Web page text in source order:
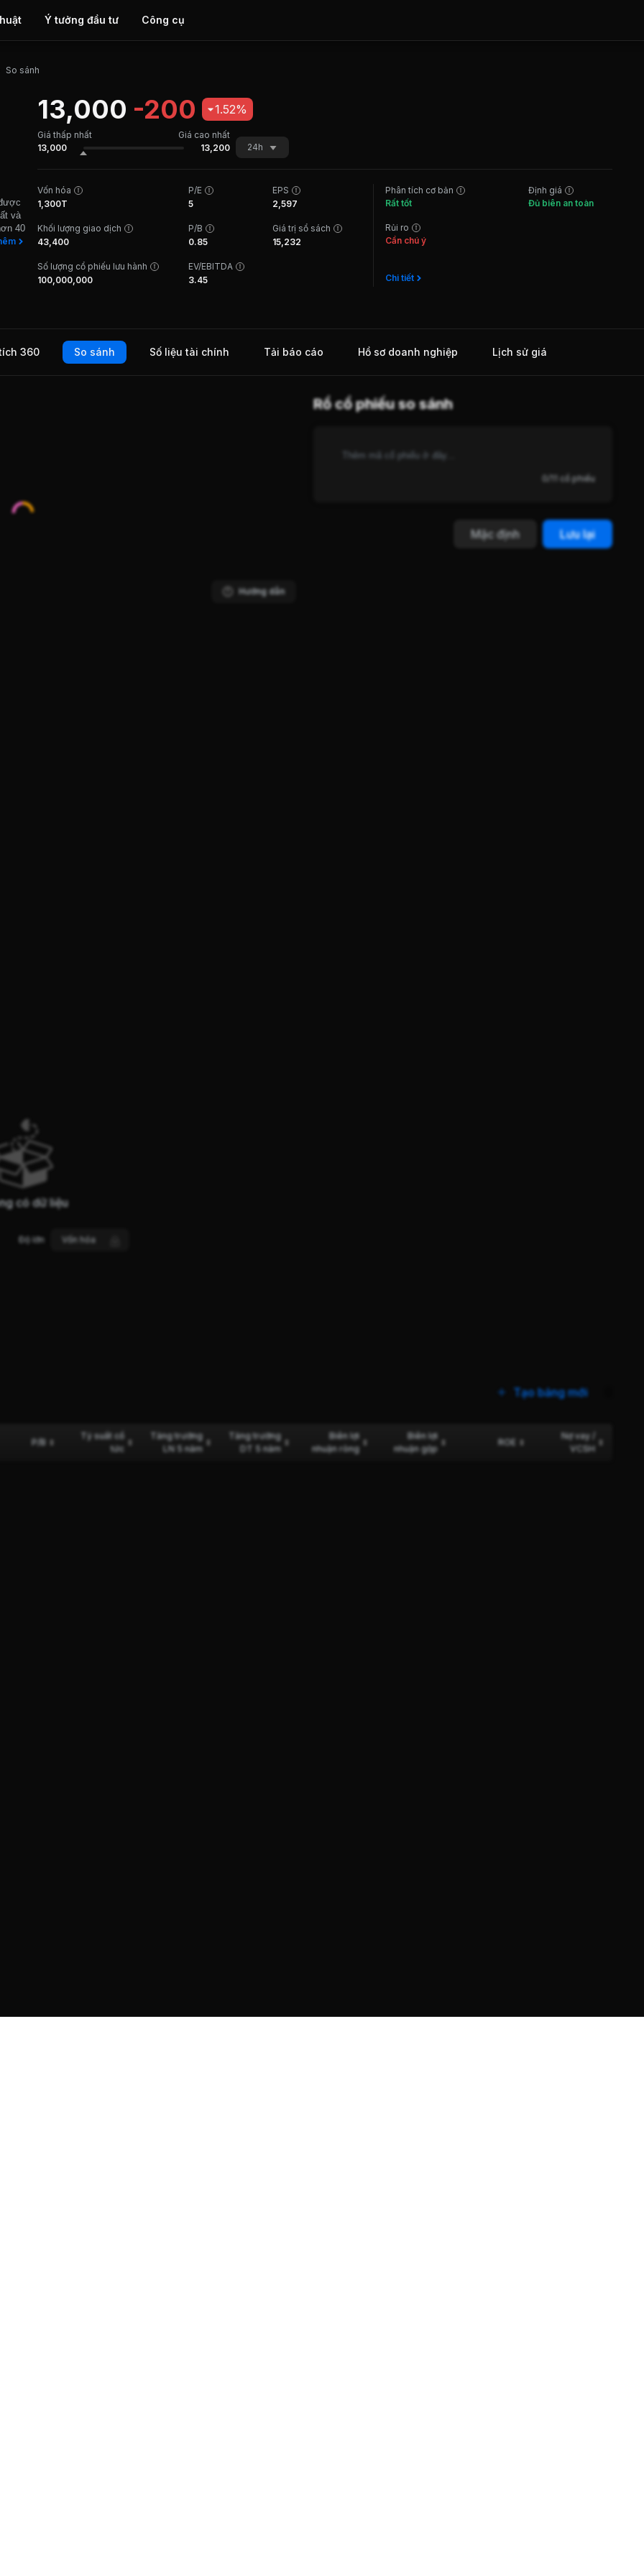
Ý tưởng đầu tư Công cụ
So sánh
và
40
13,000 -200 1.52%
Giá thấp nhất
Giá cao nhất
13,000
13,200 24h
Vốn hóa
1,300T
P/E
5
EPS
2,597
Khối lượng giao dịch
43,400
P/B
0.85
Giá trị sổ sách
15,232
Số lượng cổ phiếu lưu hành
100,000,000
EV/EBITDA
3.45
Phân tích cơ bản
Rất tốt
Rủi ro
Cần chú ý
Chi tiết
Định giá
Đủ biên an toàn
360 So sánh Số liệu tài chính Tải báo cáo Hồ sơ doanh nghiệp Lịch sử giá
Hướng dẫn
có dữ liệu
Độ lớn Vốn hóa
Rổ cổ phiếu so sánh
0/11 cổ phiếu
Mặc định Lưu lại
Tạo bảng mới
P/B
Tỷ suất cổ
tức
Tăng trưởng
LN 5 năm
Tăng trưởng
DT 5 năm
Biên lợi
nhuận ròng
Biên lợi
nhuận gộp
ROE
Nợ vay /
VCSH